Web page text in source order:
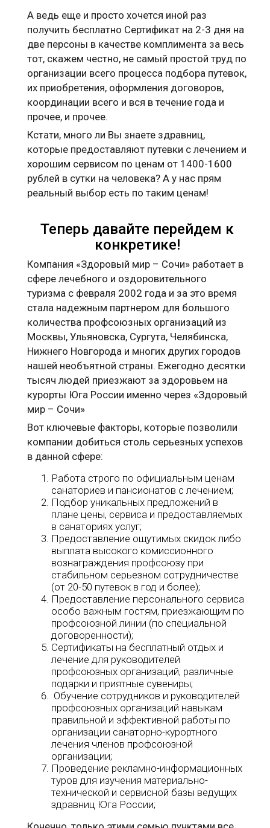
А ведь еще и просто хочется иной раз
получить бесплатно Сертификат на 2-3 дня на
две персоны в качестве комплимента за весь
тот, скажем честно, не самый простой труд по
организации всего процесса подбора путевок,
их приобретения, оформления договоров,
координации всего и вся в течение года и
прочее, и прочее.
Кстати, много ли Вы знаете здравниц,
которые предоставляют путевки с лечением и
хорошим сервисом по ценам от 1400-1600
рублей в сутки на человека? А у нас прям
реальный выбор есть по таким ценам!
Теперь давайте перейдем к
конкретике!
Компания «Здоровый мир – Сочи» работает в
сфере лечебного и оздоровительного
туризма с февраля 2002 года и за это время
стала надежным партнером для большого
количества профсоюзных организаций из
Москвы, Ульяновска, Сургута, Челябинска,
Нижнего Новгорода и многих других городов
нашей необъятной страны. Ежегодно десятки
тысяч людей приезжают за здоровьем на
курорты Юга России именно через «Здоровый
мир – Сочи»
Вот ключевые факторы, которые позволили
компании добиться столь серьезных успехов
в данной сфере:
Работа строго по официальным ценам
санаториев и пансионатов с лечением;
Подбор уникальных предложений в
плане цены, сервиса и предоставляемых
в санаториях услуг;
Предоставление ощутимых скидок либо
выплата высокого комиссионного
вознаграждения профсоюзу при
стабильном серьезном сотрудничестве
(от 20-50 путевок в год и более);
Предоставление персонального сервиса
особо важным гостям, приезжающим по
профсоюзной линии (по специальной
договоренности);
Сертификаты на бесплатный отдых и
лечение для руководителей
профсоюзных организаций, различные
подарки и приятные сувениры;
Обучение сотрудников и руководителей
профсоюзных организаций навыкам
правильной и эффективной работы по
организации санаторно-курортного
лечения членов профсоюзной
организации;
Проведение рекламно-информационных
туров для изучения материально-
технической и сервисной базы ведущих
здравниц Юга России;